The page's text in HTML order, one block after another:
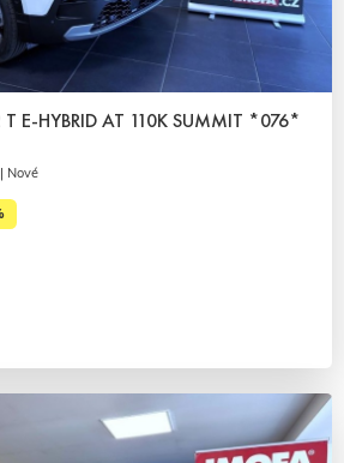
T E-HYBRID AT 110K SUMMIT *076*
Nové